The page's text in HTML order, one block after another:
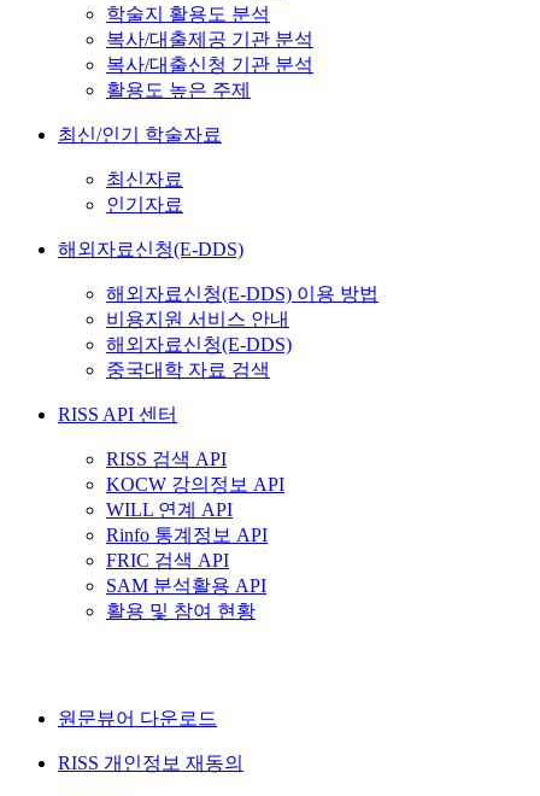
학술지 활용도 분석
복사/대출제공 기관 분석
복사/대출신청 기관 분석
활용도 높은 주제
최신/인기 학술자료
최신자료
인기자료
해외자료신청(E-DDS)
해외자료신청(E-DDS) 이용 방법
비용지원 서비스 안내
해외자료신청(E-DDS)
중국대학 자료 검색
RISS API 센터
RISS 검색 API
KOCW 강의정보 API
WILL 연계 API
Rinfo 통계정보 API
FRIC 검색 API
SAM 분석활용 API
활용 및 참여 현황
원문뷰어 다운로드
RISS 개인정보 재동의